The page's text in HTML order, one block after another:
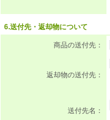
6.送付先・返却物について
商品の送付先：
返却物の送付先：
送付先名：